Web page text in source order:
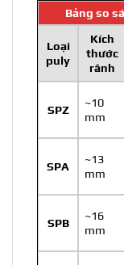
Bảng so
Loại
puly
Kích
thước
rãnh
SPZ
~10
mm
SPA
~13
mm
SPB
~16
mm